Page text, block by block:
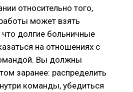
относительно того,
может взять
что долгие больничные
на отношениях с
Вы должны
заранее: распределить
команды, убедиться